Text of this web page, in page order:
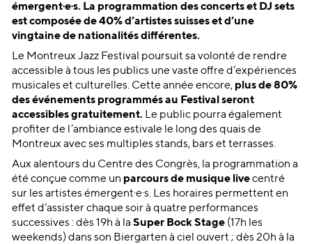
émergent·e·s. La programmation des concerts et DJ sets
est composée de 40% d’artistes suisses et d’une
vingtaine de nationalités différentes.
Le Montreux Jazz Festival poursuit sa volonté de rendre
accessible à tous les publics une vaste offre d’expériences
musicales et culturelles. Cette année encore, plus de 80%
des événements programmés au Festival seront
accessibles gratuitement.Le public pourra également
profiter de l’ambiance estivale le long des quais de
Montreux avec ses multiples stands, bars et terrasses.
Aux alentours du Centre des Congrès, la programmation a
été conçue comme un parcours de musique livecentré
sur les artistes émergent·e·s. Les horaires permettent en
effet d’assister chaque soir à quatre performances
successives : dès 19h à la Super Bock Stage(17h les
weekends) dans son Biergarten à ciel ouvert ; dès 20h à la